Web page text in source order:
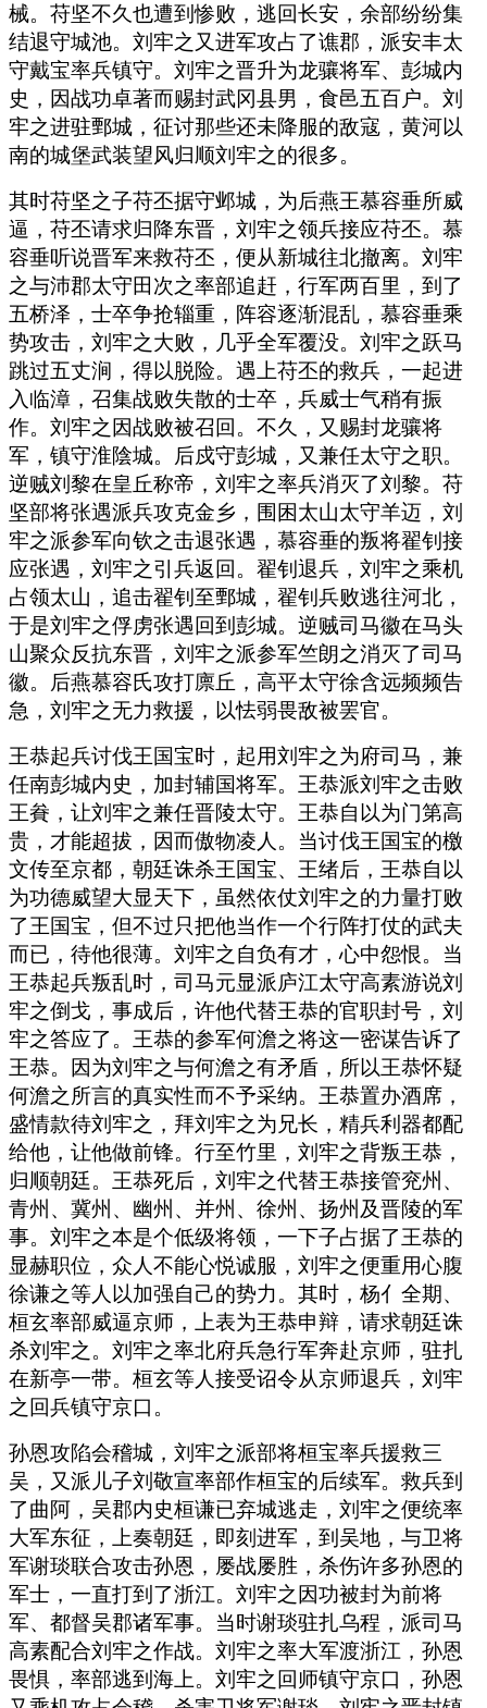
械。苻坚不久也遭到惨败，逃回长安，余部纷纷集
结退守城池。刘牢之又进军攻占了谯郡，派安丰太
守戴宝率兵镇守。刘牢之晋升为龙骧将军、彭城内
史，因战功卓著而赐封武冈县男，食邑五百户。刘
牢之进驻鄄城，征讨那些还未降服的敌寇，黄河以
南的城堡武装望风归顺刘牢之的很多。
其时苻坚之子苻丕据守邺城，为后燕王慕容垂所威
逼，苻丕请求归降东晋，刘牢之领兵接应苻丕。慕
容垂听说晋军来救苻丕，便从新城往北撤离。刘牢
之与沛郡太守田次之率部追赶，行军两百里，到了
五桥泽，士卒争抢辎重，阵容逐渐混乱，慕容垂乘
势攻击，刘牢之大败，几乎全军覆没。刘牢之跃马
跳过五丈涧，得以脱险。遇上苻丕的救兵，一起进
入临漳，召集战败失散的士卒，兵威士气稍有振
作。刘牢之因战败被召回。不久，又赐封龙骧将
军，镇守淮陰城。后戍守彭城，又兼任太守之职。
逆贼刘黎在皇丘称帝，刘牢之率兵消灭了刘黎。苻
坚部将张遇派兵攻克金乡，围困太山太守羊迈，刘
牢之派参军向钦之击退张遇，慕容垂的叛将翟钊接
应张遇，刘牢之引兵返回。翟钊退兵，刘牢之乘机
占领太山，追击翟钊至鄄城，翟钊兵败逃往河北，
于是刘牢之俘虏张遇回到彭城。逆贼司马徽在马头
山聚众反抗东晋，刘牢之派参军竺朗之消灭了司马
徽。后燕慕容氏攻打廪丘，高平太守徐含远频频告
急，刘牢之无力救援，以怯弱畏敌被罢官。
王恭起兵讨伐王国宝时，起用刘牢之为府司马，兼
任南彭城内史，加封辅国将军。王恭派刘牢之击败
王貵，让刘牢之兼任晋陵太守。王恭自以为门第高
贵，才能超拔，因而傲物凌人。当讨伐王国宝的檄
文传至京都，朝廷诛杀王国宝、王绪后，王恭自以
为功德威望大显天下，虽然依仗刘牢之的力量打败
了王国宝，但不过只把他当作一个行阵打仗的武夫
而已，待他很薄。刘牢之自负有才，心中怨恨。当
王恭起兵叛乱时，司马元显派庐江太守高素游说刘
牢之倒戈，事成后，许他代替王恭的官职封号，刘
牢之答应了。王恭的参军何澹之将这一密谋告诉了
王恭。因为刘牢之与何澹之有矛盾，所以王恭怀疑
何澹之所言的真实性而不予采纳。王恭置办酒席，
盛情款待刘牢之，拜刘牢之为兄长，精兵利器都配
给他，让他做前锋。行至竹里，刘牢之背叛王恭，
归顺朝廷。王恭死后，刘牢之代替王恭接管兖州、
青州、冀州、幽州、并州、徐州、扬州及晋陵的军
事。刘牢之本是个低级将领，一下子占据了王恭的
显赫职位，众人不能心悦诚服，刘牢之便重用心腹
徐谦之等人以加强自己的势力。其时，杨亻全期、
桓玄率部威逼京师，上表为王恭申辩，请求朝廷诛
杀刘牢之。刘牢之率北府兵急行军奔赴京师，驻扎
在新亭一带。桓玄等人接受诏令从京师退兵，刘牢
之回兵镇守京口。
孙恩攻陷会稽城，刘牢之派部将桓宝率兵援救三
吴，又派儿子刘敬宣率部作桓宝的后续军。救兵到
了曲阿，吴郡内史桓谦已弃城逃走，刘牢之便统率
大军东征，上奏朝廷，即刻进军，到吴地，与卫将
军谢琰联合攻击孙恩，屡战屡胜，杀伤许多孙恩的
军士，一直打到了浙江。刘牢之因功被封为前将
军、都督吴郡诸军事。当时谢琰驻扎乌程，派司马
高素配合刘牢之作战。刘牢之率大军渡浙江，孙恩
畏惧，率部逃到海上。刘牢之回师镇守京口，孙恩